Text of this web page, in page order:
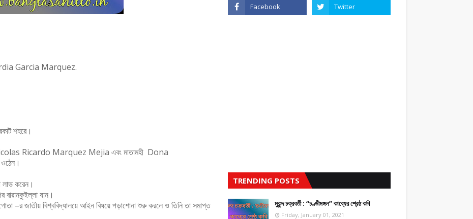
Garcia Marquez.
শহরে।
Ricardo Marquez Mejia এবং মাতামহী Dona
লাভ করেন।
বারানকুইল্লা যান।
–র জাতীয় বিশ্ববিদ্যালয়ে আইন বিষয়ে পড়াশোনা শুরু করলে ও তিনি তা সমাপ্ত
TRENDING POSTS
মুকুন্দ চক্রবর্তী : “চণ্ডীমঙ্গল” কাব্যের শ্রেষ্ঠ কবি
Friday, January 01, 2021